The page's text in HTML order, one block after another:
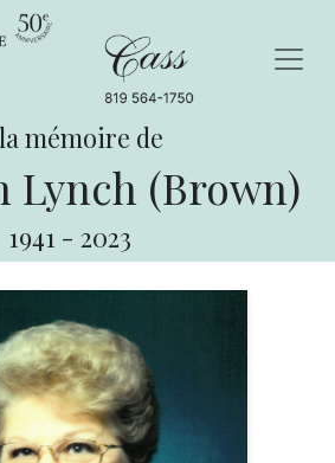
mémoire de
Lynch (Brown)
1941 - 2023